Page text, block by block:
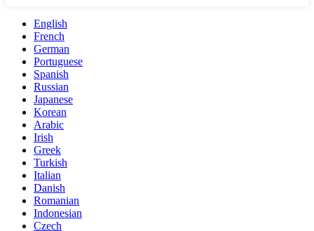
English
French
German
Portuguese
Spanish
Russian
Japanese
Korean
Arabic
Irish
Greek
Turkish
Italian
Danish
Romanian
Indonesian
Czech